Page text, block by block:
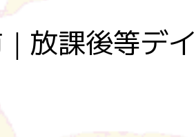
放課後等デ